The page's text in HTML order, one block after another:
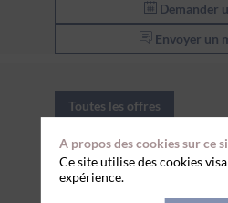
Demander
Envoyer un
Toutes les offres
Combattant
SENS PRATIQUE - sens de
A propos des cookies sur ce
Ce site utilise des cookies
expérience.